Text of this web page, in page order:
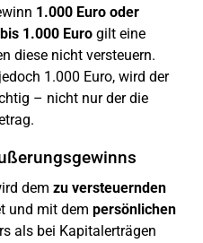
1.000 Euro oder
bis 1.000 Euro gilt eine
diese nicht versteuern.
1.000 Euro, wird der
– nicht nur der die
dem zu versteuernden
und mit dem persönlichen
als bei Kapitalerträgen